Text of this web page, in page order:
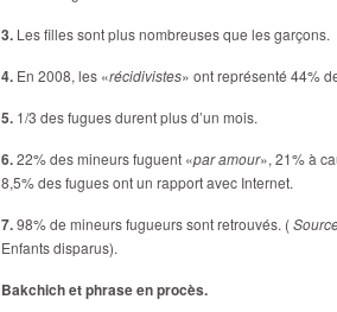
3. Les filles sont plus nombreuses que les garçons.
4. En 2008, les «récidivistes» ont représenté 44%
5. 1/3 des fugues durent plus d’un mois.
6.22% des mineurs fuguent «par amour», 21% à
8,5% des fugues ont un rapport avec Internet.
7.98% de mineurs fugueurs sont retrouvés. (
Enfants disparus).
Bakchich et phrase en procès.